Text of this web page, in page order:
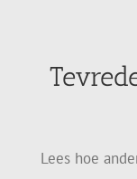
Lees hoe